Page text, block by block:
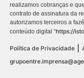
realizamos cobranças e
contrato de assinatura da
autorizamos terceiros a
conteúdo digital “https://
Política de Privacidade